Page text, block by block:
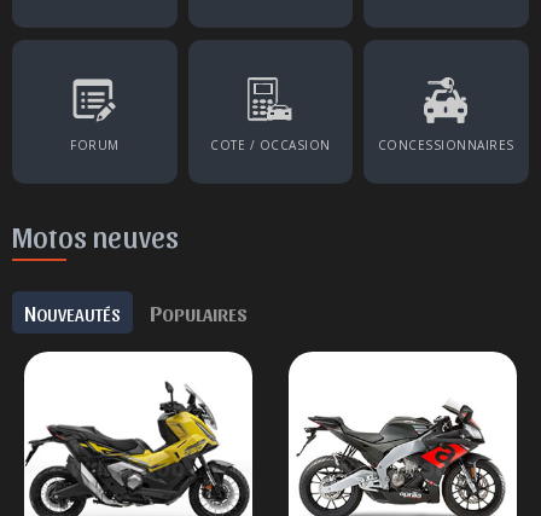
FORUM COTE / OCCASION CONCESSIONNAIRES
Motos neuves
NOUVEAUTÉS POPULAIRES